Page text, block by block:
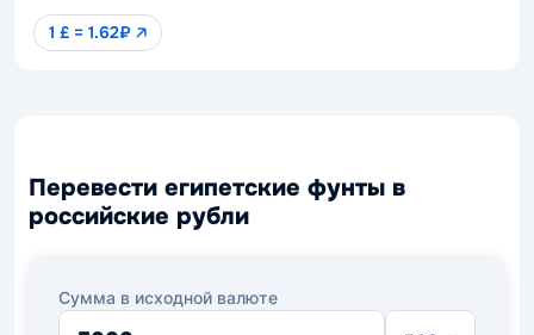
1 £ = 1.62₽ 🡥
Перевести египетские фунты в
российские рубли
Сумма в исходной валюте